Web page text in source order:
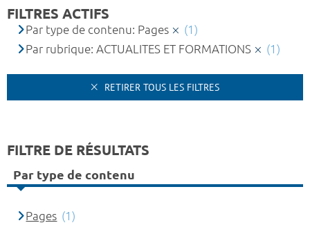
FILTRES ACTIFS
Par type de contenu: Pages
(1)
Par rubrique: ACTUALITES ET FORMATIONS
(1)
RETIRER TOUS LES FILTRES
FILTRE DE RÉSULTATS
Par type de contenu
Pages (1)